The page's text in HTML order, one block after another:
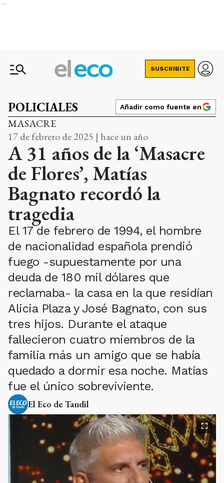
Ads
SUSCRIBITE
POLICIALES Añadir como fuente en
MASACRE
17 de febrero de 2025 | hace un año
A 31 años de la ‘Masacre
de Flores’, Matías
Bagnato recordó la
tragedia
El 17 de febrero de 1994, el hombre
de nacionalidad española prendió
fuego -supuestamente por una
deuda de 180 mil dólares que
reclamaba- la casa en la que residían
Alicia Plaza y José Bagnato, con sus
tres hijos. Durante el ataque
fallecieron cuatro miembros de la
familia más un amigo que se había
quedado a dormir esa noche. Matías
fue el único sobreviviente.
El Eco de Tandil